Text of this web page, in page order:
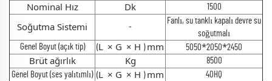
Nominal Hız Dk 1500
Soğutma Sistemi -
Fanlı, su tanklı kapalı devre su
soğutmalı
Genel Boyut (açık tip)
(L × G × H ) mm 5050*2050*2450
Brüt ağırlık Kg
8500
Genel Boyut (ses yalıtımlı) (L × G × H ) mm 40HQ